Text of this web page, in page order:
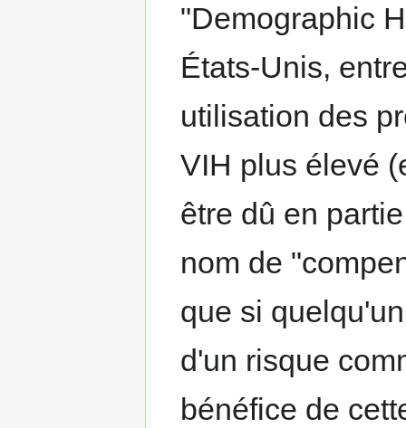
"Demographic
États-Unis,
utilisation des
VIH plus élevé
être dû en
nom de
que si
d'un risque
bénéfice de